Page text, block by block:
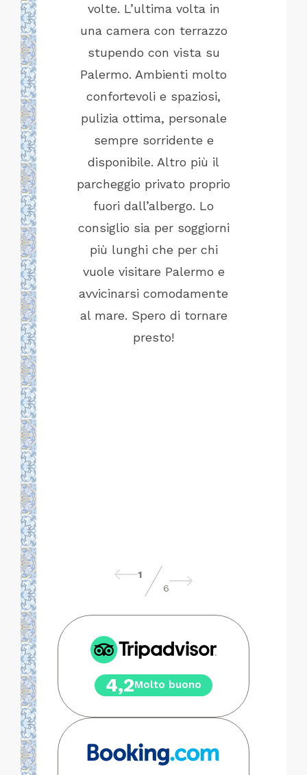
gli
città,
molte
per
in
zona
e
per
volte. L’ultima volta in
una camera con terrazzo
stupendo con vista su
Palermo. Ambienti molto
confortevoli e spaziosi,
pulizia ottima, personale
sempre sorridente e
disponibile. Altro più il
parcheggio privato proprio
fuori dall’albergo. Lo
consiglio sia per soggiorni
più lunghi che per chi
vuole visitare Palermo e
avvicinarsi comodamente
al mare. Spero di tornare
presto!
1
6
4,2Molto buono